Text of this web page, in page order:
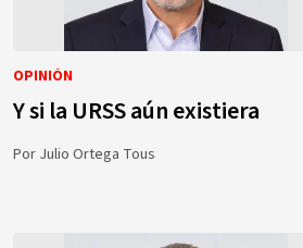
OPINIÓN
Y si la URSS aún existiera
Por Julio Ortega Tous